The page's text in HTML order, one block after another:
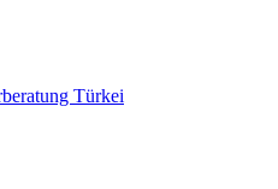
Türkei